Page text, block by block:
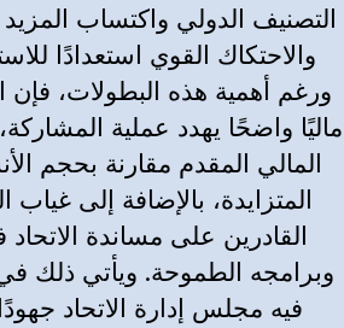
التصنيف الدولي واكتساب
والاحتكاك القوي استعدادًا
ورغم أهمية هذه البطولات، فإن
ماليًا واضحًا يهدد عملية
المالي المقدم مقارنة بحجم
المتزايدة، بالإضافة إلى غياب
القادرين على مساندة
وبرامجه الطموحة. ويأتي ذلك
فيه مجلس إدارة الاتحاد